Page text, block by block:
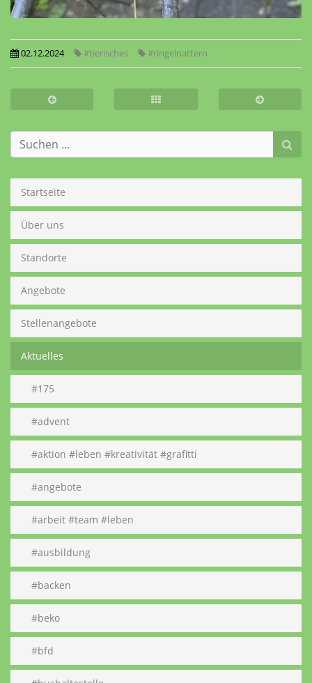
Startseite
Über uns
Standorte
Angebote
Stellenangebote
Aktuelles
#175
#advent
#aktion #leben #kreativität #grafitti
#angebote
#arbeit #team #leben
#ausbildung
#backen
#beko
#bfd
02.12.2024 #tierisches #ringelnattern